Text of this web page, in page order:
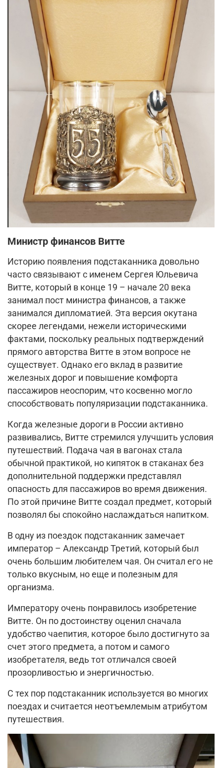
Министр финансов Витте
Историю появления подстаканника довольно
часто связывают с именем Сергея Юльевича
Витте, который в конце 19 – начале 20 века
занимал пост министра финансов, а также
занимался дипломатией. Эта версия окутана
скорее легендами, нежели историческими
фактами, поскольку реальных подтверждений
прямого авторства Витте в этом вопросе не
существует. Однако его вклад в развитие
железных дорог и повышение комфорта
пассажиров неоспорим, что косвенно могло
способствовать популяризации подстаканника.
Когда железные дороги в России активно
развивались, Витте стремился улучшить условия
путешествий. Подача чая в вагонах стала
обычной практикой, но кипяток в стаканах без
дополнительной поддержки представлял
опасность для пассажиров во время движения.
По этой причине Витте создал предмет, который
позволял бы спокойно наслаждаться напитком.
В одну из поездок подстаканник замечает
император – Александр Третий, который был
очень большим любителем чая. Он считал его не
только вкусным, но еще и полезным для
организма.
Императору очень понравилось изобретение
Витте. Он по достоинству оценил сначала
удобство чаепития, которое было достигнуто за
счет этого предмета, а потом и самого
изобретателя, ведь тот отличался своей
прозорливостью и энергичностью.
С тех пор подстаканник используется во многих
поездах и считается неотъемлемым атрибутом
путешествия.